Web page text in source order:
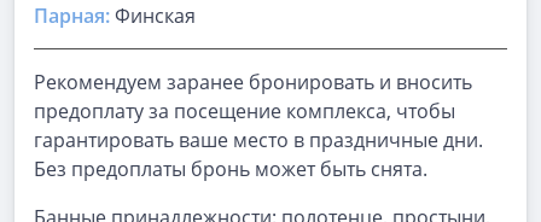
Парная:Финская
Рекомендуем заранее бронировать и вносить
предоплату за посещение комплекса, чтобы
гарантировать ваше место в праздничные дни.
Без предоплаты бронь может быть снята.